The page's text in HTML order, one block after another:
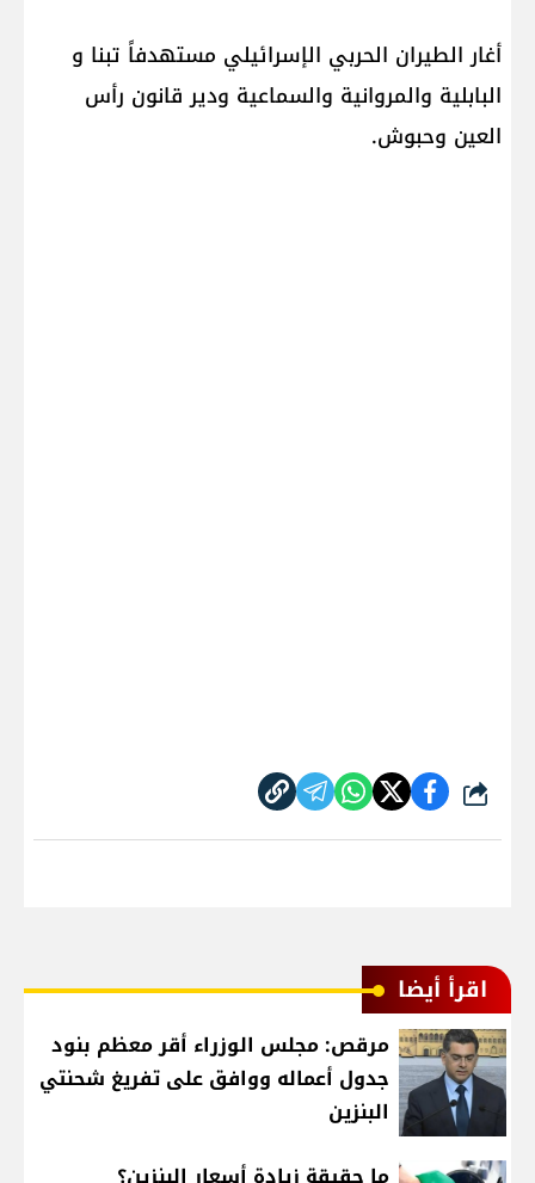
أغار الطيران الحربي ال​إسرائيل​ي مستهدفاً ​تبنا​ و​
البابلية​ و​المروانية​ و​السماعية​ ودير قانون رأس
العين وحبوش.
شارك
اقرأ أيضا
مرقص: مجلس الوزراء أقر معظم بنود
جدول أعماله ووافق على تفريغ شحنتي
البنزين